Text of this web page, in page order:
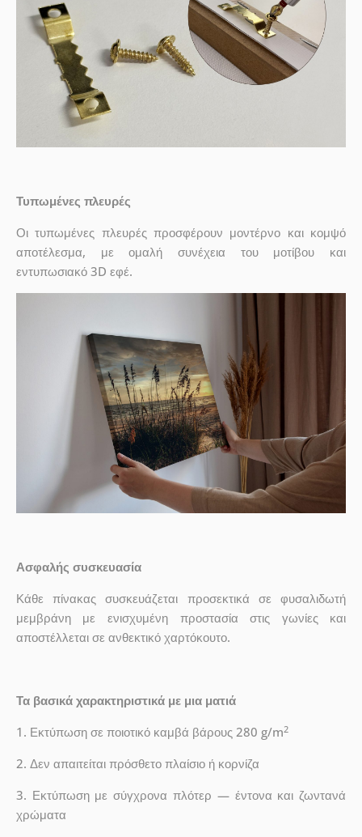
Τυπωμένες πλευρές
Οι τυπωμένες πλευρές προσφέρουν μοντέρνο και κομψό
αποτέλεσμα, με ομαλή συνέχεια του μοτίβου και
εντυπωσιακό 3D εφέ.
Ασφαλής συσκευασία
Κάθε πίνακας συσκευάζεται προσεκτικά σε φυσαλιδωτή
μεμβράνη με ενισχυμένη προστασία στις γωνίες και
αποστέλλεται σε ανθεκτικό χαρτόκουτο.
Τα βασικά χαρακτηριστικά με μια ματιά
1. Εκτύπωση σε ποιοτικό καμβά βάρους 280 g/m2
2. Δεν απαιτείται πρόσθετο πλαίσιο ή κορνίζα
3. Εκτύπωση με σύγχρονα πλότερ — έντονα και ζωντανά
χρώματα